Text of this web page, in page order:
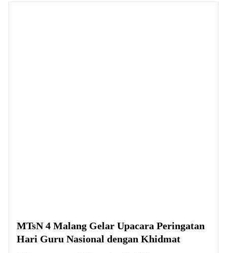
MTsN 4 Malang Gelar Upacara Peringatan
Hari Guru Nasional dengan Khidmat